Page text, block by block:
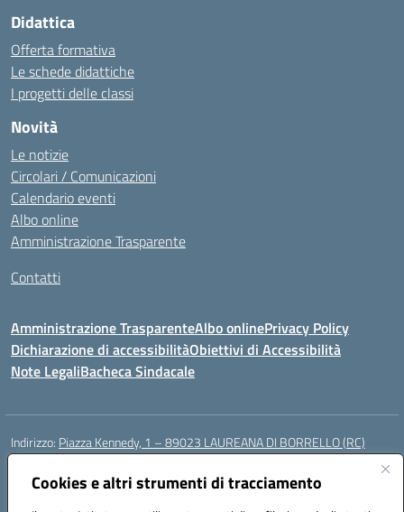
Cookies e altri strumenti di tracciamento
Didattica
Offerta formativa
Le schede didattiche
I progetti delle classi
Novità
Le notizie
Circolari / Comunicazioni
Calendario eventi
Albo online
Amministrazione Trasparente
Contatti
Amministrazione TrasparenteAlbo onlinePrivacy Policy
Dichiarazione di accessibilitàObiettivi di Accessibilità
Note LegaliBacheca Sindacale
Indirizzo: Piazza Kennedy, 1 – 89023 LAUREANA DI BORRELLO (RC)
Centralino:
Posta elettronica certificata (PEC):rcic84800t@pec.istruzione.it